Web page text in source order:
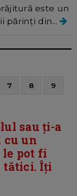
este un
părinți din...
7 8
9
sau ți-a
cu un
le pot fi
tătici. Îți